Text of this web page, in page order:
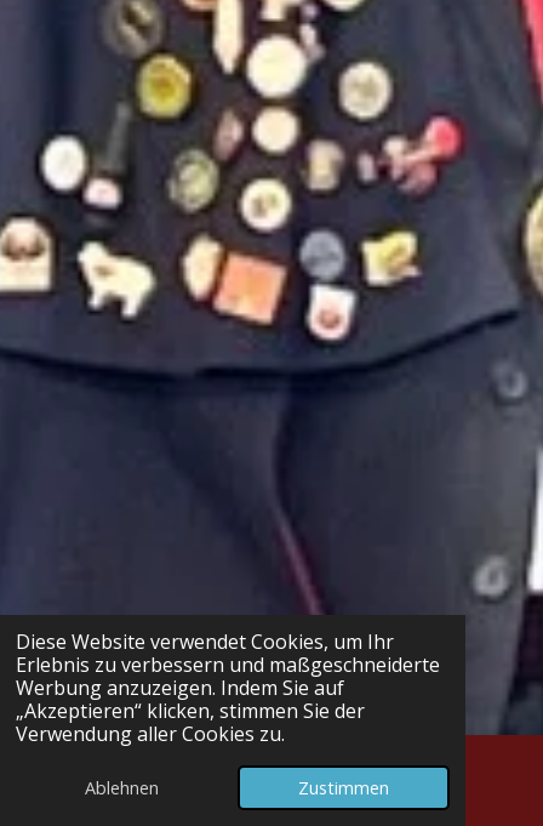
Diese Website verwendet Cookies, um Ihr
Erlebnis zu verbessern und maßgeschneiderte
Werbung anzuzeigen. Indem Sie auf
„Akzeptieren“ klicken, stimmen Sie der
Verwendung aller Cookies zu.
Ablehnen Zustimmen
E-Mail